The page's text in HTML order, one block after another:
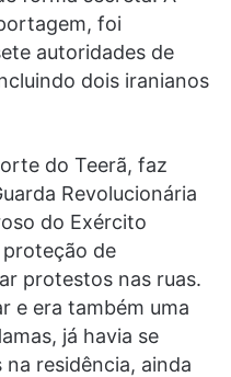
foi
autoridades de
dois iranianos
do Teerã, faz
Revolucionária
do Exército
proteção de
protestos nas ruas.
e era também uma
já havia se
residência, ainda